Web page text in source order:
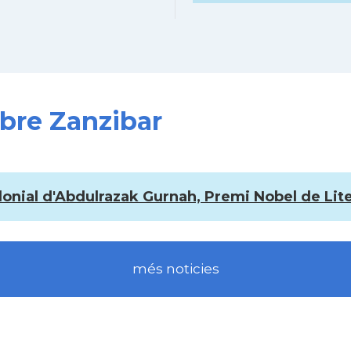
Zanzibar
d'Abdulrazak Gurnah, Premi Nobel de
més noticies